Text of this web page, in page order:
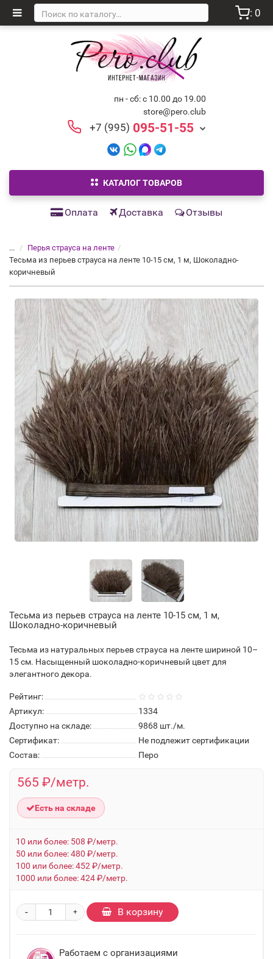
: 0
пн - сб: с 10.00 до 19.00
store@pero.club
+7 (995) 095-51-55
КАТАЛОГ ТОВАРОВ
Оплата Доставка Отзывы
...
Перья страуса на ленте
Тесьма из перьев страуса на ленте 10-15 см, 1 м, Шоколадно-
коричневый
Тесьма из перьев страуса на ленте 10-15 см, 1 м,
Шоколадно-коричневый
Тесьма из натуральных перьев страуса на ленте шириной 10–
15 см. Насыщенный шоколадно-коричневый цвет для
элегантного декора.
Рейтинг:
Артикул:
1334
Доступно на складе:
9868 шт./м.
Сертификат:
Не подлежит сертификации
Состав:
Перо
565 ₽/метр.
Есть на складе
10 или более: 508 ₽/метр.
50 или более: 480 ₽/метр.
100 или более: 452 ₽/метр.
1000 или более: 424 ₽/метр.
+
- В корзину
Работаем с организациями